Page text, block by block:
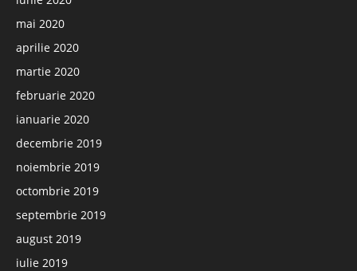
mai 2020
aprilie 2020
martie 2020
februarie 2020
ianuarie 2020
decembrie 2019
noiembrie 2019
octombrie 2019
septembrie 2019
august 2019
iulie 2019